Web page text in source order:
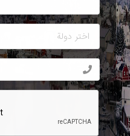
اختر دولة